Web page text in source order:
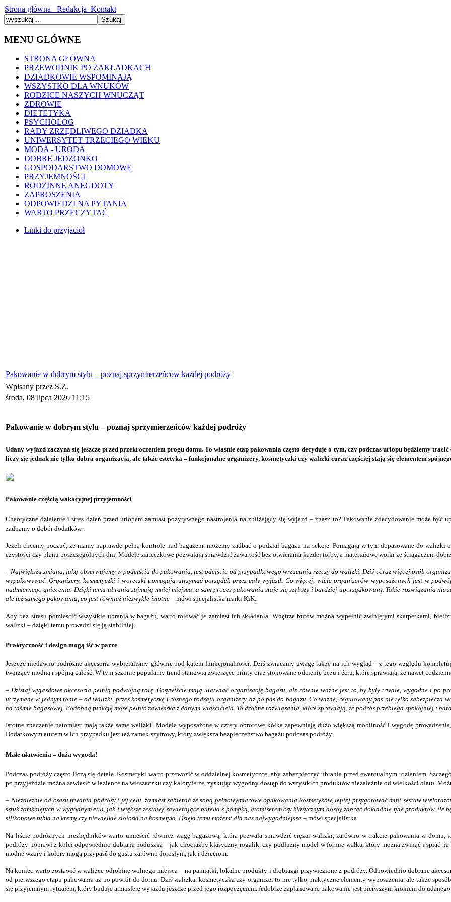
Strona główna Redakcja Kontakt
MENU GŁÓWNE
STRONA GŁÓWNA
PRZEWODNIK PO ZAKŁADKACH
DZIADKOWIE WSPOMINAJĄ
WSZYSTKO DLA WNUKÓW
RODZICE NASZYCH WNUCZĄT
ZDROWIE
DIETETYKA
PSYCHOLOG
RADY ZRZĘDLIWEGO DZIADKA
UNIWERSYTET TRZECIEGO WIEKU
MODA - URODA
DOBRE JEDZONKO
GOSPODARSTWO DOMOWE
PRZYJEMNOŚCI
RODZINNE ANEGDOTY
ZAPROSZENIA
ODPOWIEDZI NA PYTANIA
WARTO PRZECZYTAĆ
Linki do przyjaciół
Pakowanie w dobrym stylu – poznaj sprzymierzeńców każdej podróży
Wpisany przez S.Z.
środa, 08 lipca 2026 11:15
Pakowanie w dobrym stylu – poznaj sprzymierzeńców każdej podróży
Udany wyjazd zaczyna się jeszcze przed przekroczeniem progu domu. To właśnie etap pakowania często decyduje o tym, czy podczas urlopu będziemy
liczy się jednak nie tylko dobra organizacja, ale także estetyka – funkcjonalne organizery, kosmetyczki czy walizki coraz częściej stają się elementem
Pakowanie częścią wakacyjnej przyjemności
Chaotyczne działanie i stres dzień przed urlopem zamiast pozytywnego nastrojenia na zbliżający się wyjazd – znasz to? Pakowanie zdecydowanie może być
zadbamy o dobór dodatków.
Jeżeli chcemy poczuć, że mamy naprawdę pełną kontrolę nad bagażem, możemy zadbać o podział bagażu na sekcje. Pomagają w tym dopasowane do
czystości czy planu poszczególnych dni. Modele siateczkowe pozwalają sprawdzić zawartość bez otwierania każdej torby, a materiałowe worki ze ściągaczem
– Największą zmianą, jaką obserwujemy w podejściu do pakowania, jest odejście od przypadkowego wrzucania rzeczy do walizki. Dziś coraz więcej osób
wypakowywać. Organizery, kosmetyczki i woreczki pomagają utrzymać porządek przez cały wyjazd. Co więcej, wiele organizerów wyposażonych jest w
nadmiernego gniecenia. Dzięki temu ubrania zajmują mniej miejsca, a sam proces pakowania staje się szybszy i bardziej uporządkowany. Takie rozwiązania
ale też samego pakowania, co jest również niezwykle istotne – mówi specjalistka marki KiK.
Aby bez stresu pomieścić wszystkie ubrania w bagażu, warto rolować je zamiast ich składania. Wnętrze butów można wypełnić zwiniętymi skarpetkami,
walizki – dzięki temu prowadzi się ją stabilniej.
Praktyczność i design mogą iść w parze
Jeszcze niedawno podróżne akcesoria wybieraliśmy głównie pod kątem funkcjonalności. Dziś zwracamy uwagę także na ich wygląd – z tego względu
tworzący modną i spójną całość. W tym sezonie popularny trend stanowią zwierzęce printy oraz stonowane odcienie beżu i écru, które sprawiają, że nawet
– Dzisiaj wyjazdowe akcesoria pełnią podwójną rolę. Oczywiście mają ułatwiać organizację bagażu, ale równie ważne jest to, by były trwałe, wygodne i po
utrzymane w jednym tonie – od walizki, przez kosmetyczkę i różnego rodzaju organizery, aż po pas do bagażu. Co ważne, regulowany pas nie tylko zabezpiecza
na taśmie bagażowej. Podobną funkcję może pełnić zawieszka z danymi właściciela. To drobne rozwiązania, które sprawiają, że podróż przebiega spokojniej i
Istotne znaczenie natomiast mają także same walizki. Modele wyposażone w cztery obrotowe kółka zapewniają dużo większą mobilność i wygodę
Dodatkowym atutem w ich przypadku jest też zamek szyfrowy, który zwiększa bezpieczeństwo bagażu podczas podróży.
Małe ułatwienia = duża wygoda!
Podczas podróży często liczą się detale. Kosmetyki warto przewozić w oddzielnej kosmetyczce, aby zabezpieczyć ubrania przed ewentualnym rozlaniem.
po przyjeździe można zawiesić w łazience na wieszaczku czy kaloryferze, zyskując wygodny dostęp do wszystkich produktów niezależnie od wielkości blatu.
– Niezależnie od czasu trwania podróży i jej celu, zamiast zabierać ze sobą pełnowymiarowe opakowania kosmetyków, lepiej przygotować mini zestaw
sztuk zamkniętych w wygodnym etui, jak i większe zestawy zawierające butelki z pompką, atomizerem czy klasycznym dozoy zabrać dokładnie tyle produktów,
silikonowe tubki na kremy czy niewielkie słoiczki na kosmetyki. Dzięki temu możemt dla nas najwygodniejsza – mówi specjalistka.
Na liście podróżnych niezbędników warto umieścić również wagę bagażową, która pozwala sprawdzić ciężar walizki, zarówno w trakcie pakowania w
podróży poprawi z kolei odpowiednio dobrana poduszka – jak chociażby klasyczny rogalik, czy podłużny model w formie wałka, który można zwinąć i spiąć
modne wzory i kolory mogą przypaść do gustu zarówno dorosłym, jak i dzieciom.
Na koniec warto zostawić w walizce odrobinę wolnego miejsca – na pamiątki, lokalne produkty i drobiazgi przywiezione z podróży. Odpowiednio dobrane
od pierwszego etapu pakowania aż po powrót do domu. Dziś walizka, kosmetyczka czy organizer to nie tylko praktyczne elementy wyposażenia, ale także
się przyjemnym rytuałem, który buduje atmosferę wyjazdu jeszcze przed jego rozpoczęciem. A dobrze zaplanowane pakowanie jest pierwszym krokiem do